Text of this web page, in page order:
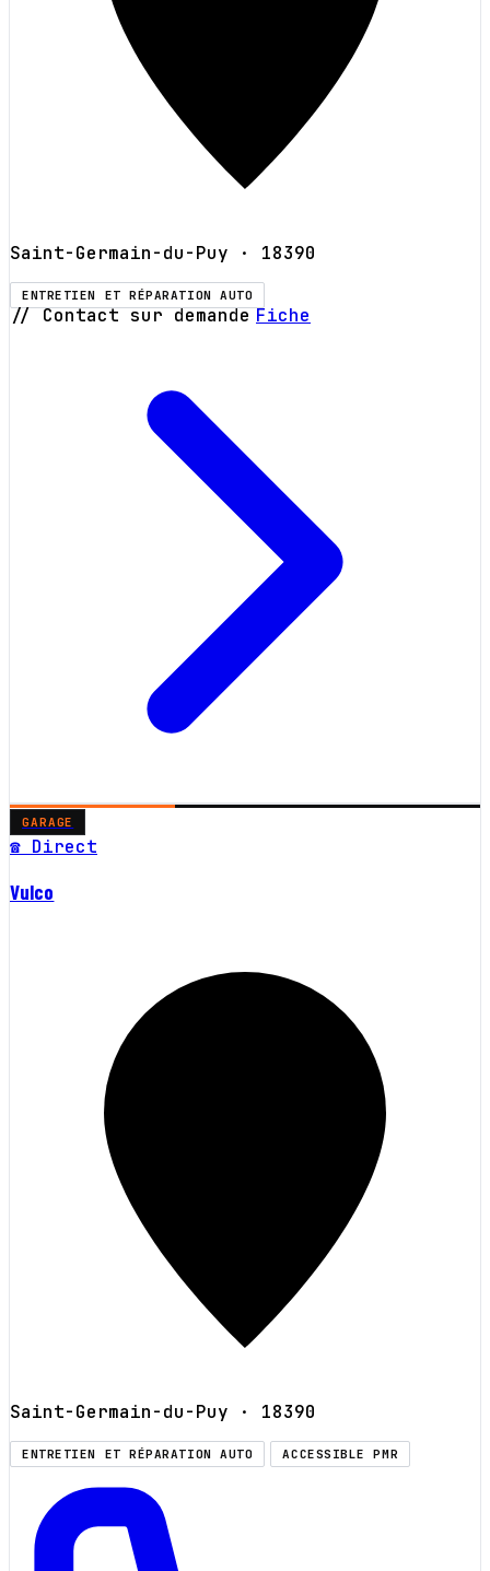
Saint-Germain-du-Puy · 18390
ENTRETIEN ET RÉPARATION AUTO
// Contact sur demande Fiche
GARAGE
☎ Direct
Vulco
Saint-Germain-du-Puy · 18390
ENTRETIEN ET RÉPARATION AUTO ACCESSIBLE PMR